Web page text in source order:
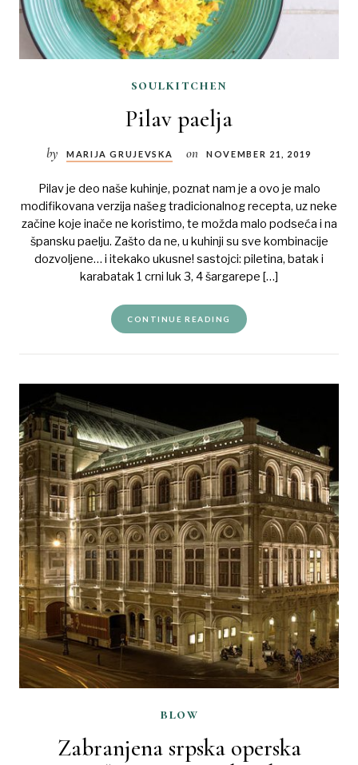
soulkitchen
Pilav paelja
by MARIJA GRUJEVSKA on NOVEMBER 21, 2019
Pilav je deo naše kuhinje, poznat nam je a ovo je malo
modifikovana verzija našeg tradicionalnog recepta, uz neke
začine koje inače ne koristimo, te možda malo podseća i na
špansku paelju. Zašto da ne, u kuhinji su sve kombinacije
dozvoljene… i itekako ukusne! sastojci: piletina, batak i
karabatak 1 crni luk 3, 4 šargarepe […]
CONTINUE READING
blow
Zabranjena srpska operska